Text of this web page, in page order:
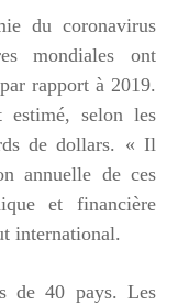
du coronavirus
mondiales ont
rapport à 2019.
selon les
de dollars. « Il
annuelle de ces
et financière
international.
de 40 pays. Les